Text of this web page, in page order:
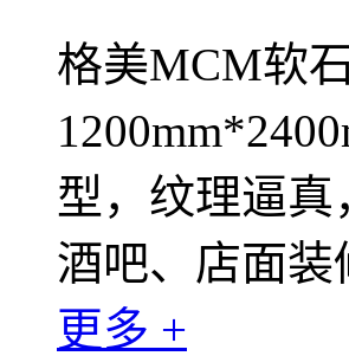
格美MCM软
型，纹理逼
酒吧、店面
更多 +